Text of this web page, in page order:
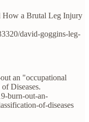
How a Brutal Leg Injury
david-goggins-leg-
an "occupational
Diseases.
burn-out-an-
of-diseases